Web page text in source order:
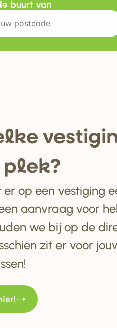
buurt van
ves
plek?
er op een vestiging
aanvraag voor
we bij op de
zit er voor